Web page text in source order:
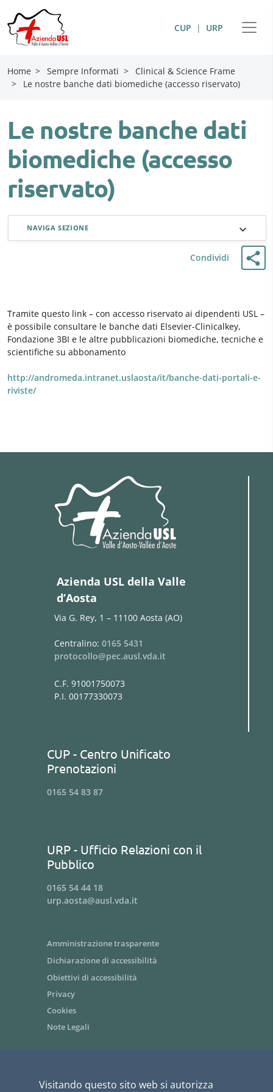
CUP | URP
Home > Sempre Informati >
Clinical & Science Frame
>
Le nostre banche dati biomediche (accesso riservato)
Le nostre banche dati
biomediche (accesso
riservato)
Tramite questo link – con accesso riservato ai dipendenti USL –
è possibile consultare le banche dati Elsevier-Clinicalkey,
Fondazione 3BI e le altre pubblicazioni biomediche, tecniche e
scientifiche su abbonamento
http://andromeda.intranet.uslaosta/it/banche-dati-portali-e-
riviste/
Condividi
NAVIGA SEZIONE
Azienda USL della Valle
d’Aosta
Via G. Rey, 1 – 11100 Aosta (AO)
Centralino: 0165 5431
protocollo@pec.ausl.vda.it
C.F. 91001750073
P.I. 00177330073
CUP - Centro Unificato
Prenotazioni
0165 54 83 87
URP - Ufficio Relazioni con il
Pubblico
0165 54 44 18
urp.aosta@ausl.vda.it
Amministrazione trasparente
Dichiarazione di accessibilità
Obiettivi di accessibilità
Privacy
Cookies
Note Legali
Siti tematici - link utili
Visitando questo sito web si autorizza